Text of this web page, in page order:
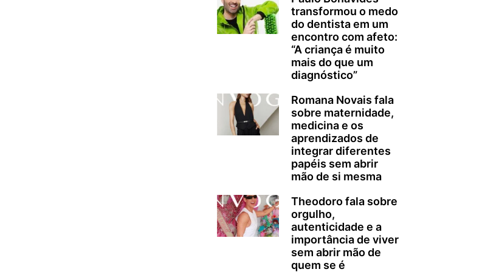
transformou o medo
do dentista em um
encontro com afeto:
“A criança é muito
mais do que um
diagnóstico”
Romana Novais fala
sobre maternidade,
medicina e os
aprendizados de
integrar diferentes
papéis sem abrir
mão de si mesma
Theodoro fala sobre
orgulho,
autenticidade e a
importância de viver
sem abrir mão de
quem se é